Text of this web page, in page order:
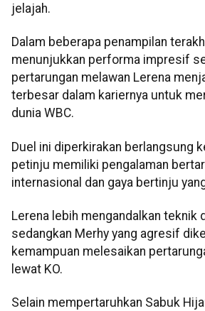
jelajah.
Dalam beberapa penampilan
menunjukkan performa impresif
pertarungan melawan Lerena
terbesar dalam kariernya untuk
dunia WBC.
Duel ini diperkirakan berlangsung
petinju memiliki pengalaman
internasional dan gaya bertinju
Lerena lebih mengandalkan teknik
sedangkan Merhy yang agresif
kemampuan melesaikan
lewat KO.
Selain mempertaruhkan Sabuk